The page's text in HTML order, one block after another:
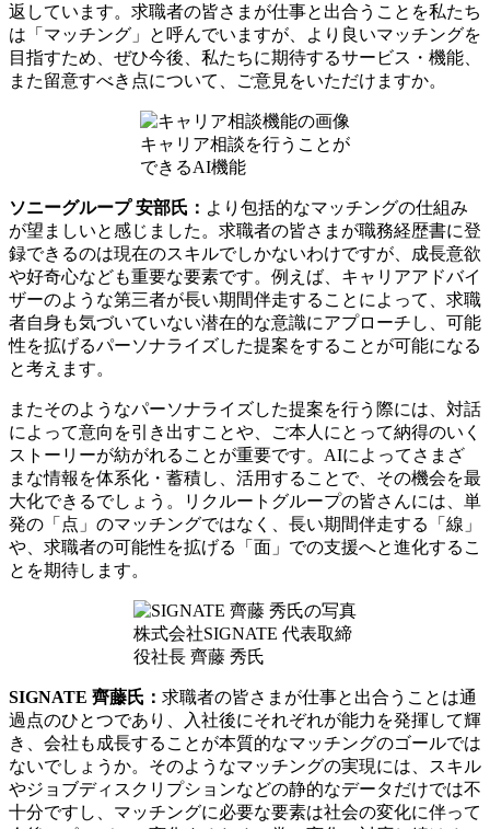
返しています。求職者の皆さまが仕事と出合うことを私たち
は「マッチング」と呼んでいますが、より良いマッチングを
目指すため、ぜひ今後、私たちに期待するサービス・機能、
また留意すべき点について、ご意見をいただけますか。
キャリア相談を行うことが
できるAI機能
ソニーグループ 安部氏： より包括的なマッチングの仕組み
が望ましいと感じました。求職者の皆さまが職務経歴書に登
録できるのは現在のスキルでしかないわけですが、成長意欲
や好奇心なども重要な要素です。例えば、キャリアアドバイ
ザーのような第三者が長い期間伴走することによって、求職
者自身も気づいていない潜在的な意識にアプローチし、可能
性を拡げるパーソナライズした提案をすることが可能になる
と考えます。
またそのようなパーソナライズした提案を行う際には、対話
によって意向を引き出すことや、ご本人にとって納得のいく
ストーリーが紡がれることが重要です。AIによってさまざ
まな情報を体系化・蓄積し、活用することで、その機会を最
大化できるでしょう。リクルートグループの皆さんには、単
発の「点」のマッチングではなく、長い期間伴走する「線」
や、求職者の可能性を拡げる「面」での支援へと進化するこ
とを期待します。
株式会社SIGNATE 代表取締
役社長 齊藤 秀氏
SIGNATE 齊藤氏： 求職者の皆さまが仕事と出合うことは通
過点のひとつであり、入社後にそれぞれが能力を発揮して輝
き、会社も成長することが本質的なマッチングのゴールでは
ないでしょうか。そのようなマッチングの実現には、スキル
やジョブディスクリプションなどの静的なデータだけでは不
十分ですし、マッチングに必要な要素は社会の変化に伴って